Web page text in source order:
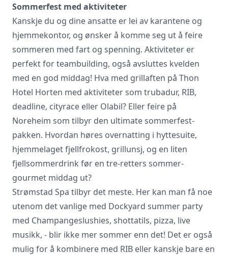
Sommerfest med aktiviteter
Kanskje du og dine ansatte er lei av karantene og
hjemmekontor, og ønsker å komme seg ut å feire
sommeren med fart og spenning. Aktiviteter er
perfekt for teambuilding, også avsluttes kvelden
med en god middag! Hva med grillaften på Thon
Hotel Horten med aktiviteter som trubadur, RIB,
deadline, cityrace eller Olabil? Eller feire på
Noreheim som tilbyr den ultimate sommerfest-
pakken. Hvordan høres overnatting i hyttesuite,
hjemmelaget fjellfrokost, grillunsj, og en liten
fjellsommerdrink før en tre-retters sommer-
gourmet middag ut?
Strømstad Spa tilbyr det meste. Her kan man få noe
utenom det vanlige med Dockyard summer party
med Champangeslushies, shottatils, pizza, live
musikk, - blir ikke mer sommer enn det! Det er også
mulig for å kombinere med RIB eller kanskje bare en